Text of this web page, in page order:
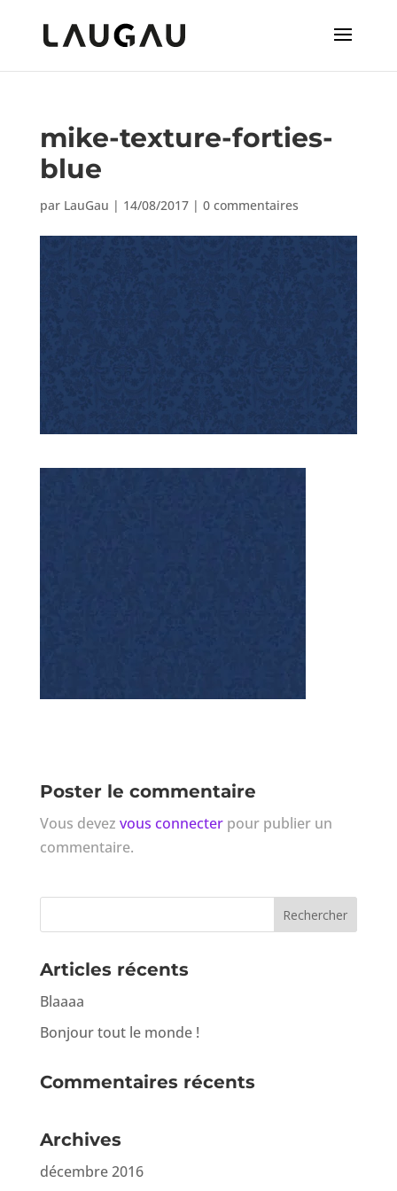
mike-texture-forties-
blue
par LauGau | 14/08/2017| 0 commentaires
Poster le commentaire
Vous devez vous connecterpour publier un
commentaire.
Articles récents
Blaaaa
Bonjour tout le monde !
Commentaires récents
Archives
décembre 2016